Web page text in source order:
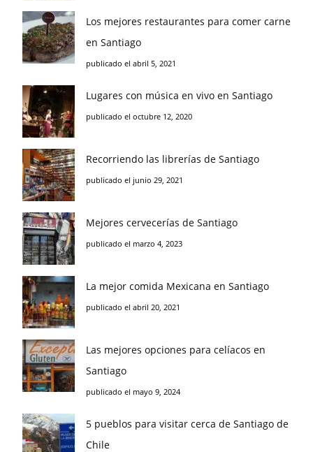
Los mejores restaurantes para comer carne
en Santiago
publicado el abril 5, 2021
Lugares con música en vivo en Santiago
publicado el octubre 12, 2020
Recorriendo las librerías de Santiago
publicado el junio 29, 2021
Mejores cervecerías de Santiago
publicado el marzo 4, 2023
La mejor comida Mexicana en Santiago
publicado el abril 20, 2021
Las mejores opciones para celíacos en
Santiago
publicado el mayo 9, 2024
5 pueblos para visitar cerca de Santiago de
Chile